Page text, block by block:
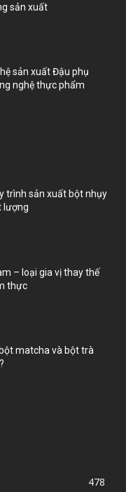
sản xuất
sản xuất Đậu phụ
nghệ thực phẩm
trình sản xuất bột nhụy
lượng
– loại gia vị thay thế
thực
matcha và bột trà
478